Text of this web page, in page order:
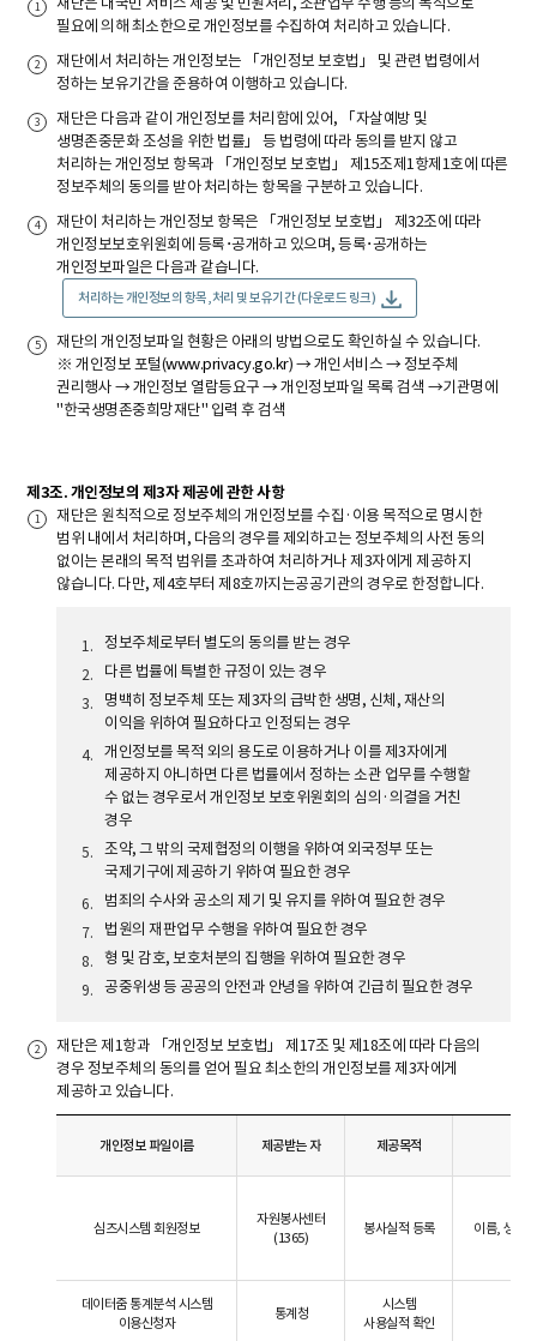
필요에 의해 최소한으로 개인정보를 수집하여 처리하고 있습니다.
재단에서 처리하는 개인정보는 「개인정보 보호법」 및 관련 법령에서
정하는 보유기간을 준용하여 이행하고 있습니다.
재단은 다음과 같이 개인정보를 처리함에 있어, 「자살예방 및
생명존중문화 조성을 위한 법률」 등 법령에 따라 동의를 받지 않고
처리하는 개인정보 항목과 「개인정보 보호법」 제15조제1항제1호에 따른
정보주체의 동의를 받아 처리하는 항목을 구분하고 있습니다.
재단이 처리하는 개인정보 항목은 「개인정보 보호법」 제32조에 따라
개인정보보호위원회에 등록･공개하고 있으며, 등록･공개하는
개인정보파일은 다음과 같습니다.
처리하는 개인정보의 항목, 처리 및 보유기간 (다운로드 링크)
재단의 개인정보파일 현황은 아래의 방법으로도 확인하실 수 있습니다.
※ 개인정보 포털(www.privacy.go.kr) → 개인서비스 → 정보주체
권리행사 → 개인정보 열람등요구 → 개인정보파일 목록 검색 →기관명에
"한국생명존중희망재단" 입력 후 검색
제3조. 개인정보의 제3자 제공에 관한 사항
재단은 원칙적으로 정보주체의 개인정보를 수집·이용 목적으로 명시한
범위 내에서 처리하며, 다음의 경우를 제외하고는 정보주체의 사전 동의
없이는 본래의 목적 범위를 초과하여 처리하거나 제3자에게 제공하지
않습니다. 다만, 제4호부터 제8호까지는공공기관의 경우로 한정합니다.
정보주체로부터 별도의 동의를 받는 경우
다른 법률에 특별한 규정이 있는 경우
명백히 정보주체 또는 제3자의 급박한 생명, 신체, 재산의
이익을 위하여 필요하다고 인정되는 경우
개인정보를 목적 외의 용도로 이용하거나 이를 제3자에게
제공하지 아니하면 다른 법률에서 정하는 소관 업무를 수행할
수 없는 경우로서 개인정보 보호위원회의 심의·의결을 거친
경우
조약, 그 밖의 국제협정의 이행을 위하여 외국정부 또는
국제기구에 제공하기 위하여 필요한 경우
범죄의 수사와 공소의 제기 및 유지를 위하여 필요한 경우
법원의 재판업무 수행을 위하여 필요한 경우
형 및 감호, 보호처분의 집행을 위하여 필요한 경우
공중위생 등 공공의 안전과 안녕을 위하여 긴급히 필요한 경우
재단은 제1항과 「개인정보 보호법」 제17조 및 제18조에 따라 다음의
경우 정보주체의 동의를 얻어 필요 최소한의 개인정보를 제3자에게
제공하고 있습니다.
개인정보 파일이름 제공받는 자 제공목적
심즈시스템 회원정보
자원봉사센터
(1365)
봉사실적 등록 이름, 생년
데이터줌 통계분석 시스템
이용신청자
통계청
시스템
사용실적 확인